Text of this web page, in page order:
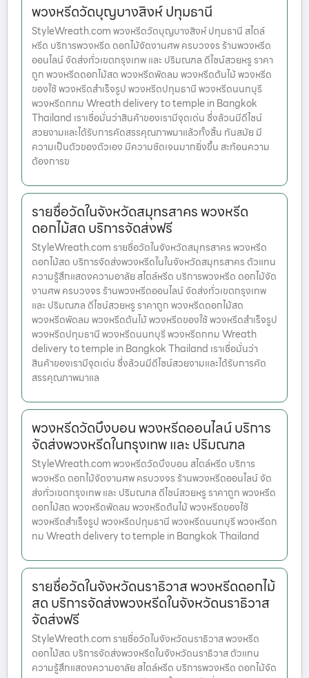
พวงหรีดวัดบุญบางสิงห์ ปทุมธานี
StyleWreath.com พวงหรีดวัดบุญบางสิงห์ ปทุมธานี สไตล์
หรีด บริการพวงหรีด ดอกไม้จัดงานศพ ครบวงจร ร้านพวงหรีด
ออนไลน์ จัดส่งทั่วเขตกรุงเทพ และ ปริมณฑล ดีไซน์สวยหรู ราคา
ถูก พวงหรีดดอกไม้สด พวงหรีดพัดลม พวงหรีดต้นไม้ พวงหรีด
ของใช้ พวงหรีดสำเร็จรูป พวงหรีดปทุมธานี พวงหรีดนนทบุรี
พวงหรีดกทม Wreath delivery to temple in Bangkok
Thailand เราเชื่อมั่นว่าสินค้าของเรามีจุดเด่น ซึ่งล้วนมีดีไซน์
สวยงามและได้รับการคัดสรรคุณภาพมาแล้วทั้งสิ้น ทันสมัย มี
ความเป็นตัวของตัวเอง มีความชัดเจนมากยิ่งขึ้น สะท้อนความ
ต้องการข
รายชื่อวัดในจังหวัดสมุทรสาคร พวงหรีด
ดอกไม้สด บริการจัดส่งฟรี
StyleWreath.com รายชื่อวัดในจังหวัดสมุทรสาคร พวงหรีด
ดอกไม้สด บริการจัดส่งพวงหรีดในในจังหวัดสมุทรสาคร ตัวแทน
ความรู้สึกแสดงความอาลัย สไตล์หรีด บริการพวงหรีด ดอกไม้จัด
งานศพ ครบวงจร ร้านพวงหรีดออนไลน์ จัดส่งทั่วเขตกรุงเทพ
และ ปริมณฑล ดีไซน์สวยหรู ราคาถูก พวงหรีดดอกไม้สด
พวงหรีดพัดลม พวงหรีดต้นไม้ พวงหรีดของใช้ พวงหรีดสำเร็จรูป
พวงหรีดปทุมธานี พวงหรีดนนทบุรี พวงหรีดกทม Wreath
delivery to temple in Bangkok Thailand เราเชื่อมั่นว่า
สินค้าของเรามีจุดเด่น ซึ่งล้วนมีดีไซน์สวยงามและได้รับการคัด
สรรคุณภาพมาแล
พวงหรีดวัดบึงบอน พวงหรีดออนไลน์ บริการ
จัดส่งพวงหรีดในกรุงเทพ และ ปริมณฑล
StyleWreath.com พวงหรีดวัดบึงบอน สไตล์หรีด บริการ
พวงหรีด ดอกไม้จัดงานศพ ครบวงจร ร้านพวงหรีดออนไลน์ จัด
ส่งทั่วเขตกรุงเทพ และ ปริมณฑล ดีไซน์สวยหรู ราคาถูก พวงหรีด
ดอกไม้สด พวงหรีดพัดลม พวงหรีดต้นไม้ พวงหรีดของใช้
พวงหรีดสำเร็จรูป พวงหรีดปทุมธานี พวงหรีดนนทบุรี พวงหรีดก
ทม Wreath delivery to temple in Bangkok Thailand
รายชื่อวัดในจังหวัดนราธิวาส พวงหรีดดอกไม้
สด บริการจัดส่งพวงหรีดในจังหวัดนราธิวาส
จัดส่งฟรี
StyleWreath.com รายชื่อวัดในจังหวัดนราธิวาส พวงหรีด
ดอกไม้สด บริการจัดส่งพวงหรีดในจังหวัดนราธิวาส ตัวแทน
ความรู้สึกแสดงความอาลัย สไตล์หรีด บริการพวงหรีด ดอกไม้จัด